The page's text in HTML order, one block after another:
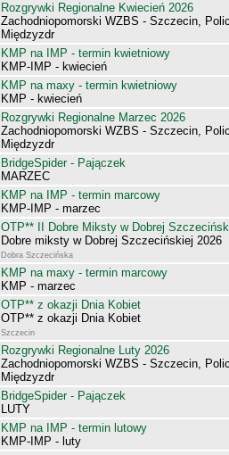
Rozgrywki Regionalne Kwiecień 2026
Zachodniopomorski WZBS - Szczecin,
Międzyzdr
KMP na IMP - termin kwietniowy
KMP-IMP - kwiecień
KMP na maxy - termin kwietniowy
KMP - kwiecień
Rozgrywki Regionalne Marzec 2026
Zachodniopomorski WZBS - Szczecin,
Międzyzdr
BridgeSpider - Pajączek
MARZEC
KMP na IMP - termin marcowy
KMP-IMP - marzec
OTP** II Dobre Miksty w Dobrej
Dobre miksty w Dobrej Szczecińskiej 2026
Dobra Szczecińska
KMP na maxy - termin marcowy
KMP - marzec
OTP** z okazji Dnia Kobiet
OTP** z okazji Dnia Kobiet
Szczecin
Rozgrywki Regionalne Luty 2026
Zachodniopomorski WZBS - Szczecin,
Międzyzdr
BridgeSpider - Pajączek
LUTY
KMP na IMP - termin lutowy
KMP-IMP - luty